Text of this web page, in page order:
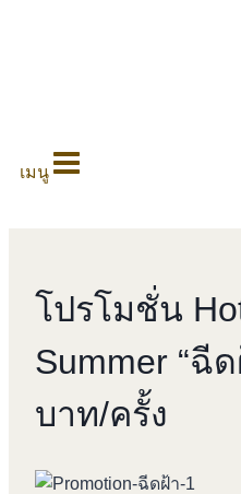
เมนู
โปรโมชั่น
Summer “ฉี
บาท/ครั้ง